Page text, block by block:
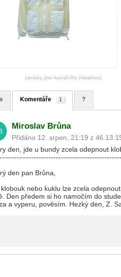
(obrázky jsou ilustračního charakteru)
Komentáře 1 ?
Miroslav Brůna
Přidáno 12. srpen, 21:19 z
den, jde u bundy zcela odepnout
den pan Brůna,
nebo kuklu lze zcela
Den předem si ho namočím do
a vyperu, pověsím. Hezký den, Z.